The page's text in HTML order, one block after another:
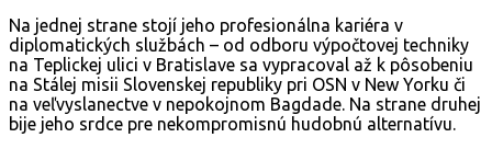
Na jednej strane stojí jeho profesionálna kariéra v
diplomatických službách – od odboru výpočtovej techniky
na Teplickej ulici v Bratislave sa vypracoval až k pôsobeniu
na Stálej misii Slovenskej republiky pri OSN v New Yorku či
na veľvyslanectve v nepokojnom Bagdade. Na strane druhej
bije jeho srdce pre nekompromisnú hudobnú alternatívu.